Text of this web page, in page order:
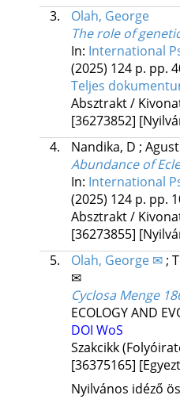
3.
Olah, George
The role of
In: International
(2025) 124 p. pp.
Teljes
Absztrakt /
[36273852]
4.
Nandika, D ;
Abundance of
In: International
(2025) 124 p. pp.
Absztrakt /
[36273855]
5.
Olah, George ✉;
✉
Cyclosa Menge
ECOLOGY AND
DOI WoS
Szakcikk
[36375165]
Nyilvános idéző